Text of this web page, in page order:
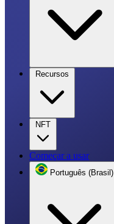
Recursos
NFT
Começar a usar
Português (Brasil)